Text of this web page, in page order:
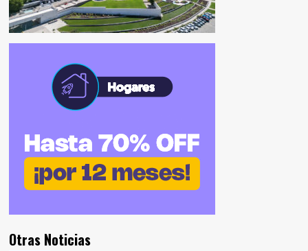
Otras Noticias